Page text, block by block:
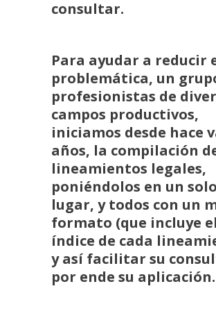
consultar.
Para ayudar a reducir
problemática, un
profesionistas de
campos productivos,
iniciamos desde hace
años, la compilación
lineamientos legales,
poniéndolos en un solo
lugar, y todos con un
formato (que incluye el
índice de cada
y así facilitar su
por ende su aplicación.